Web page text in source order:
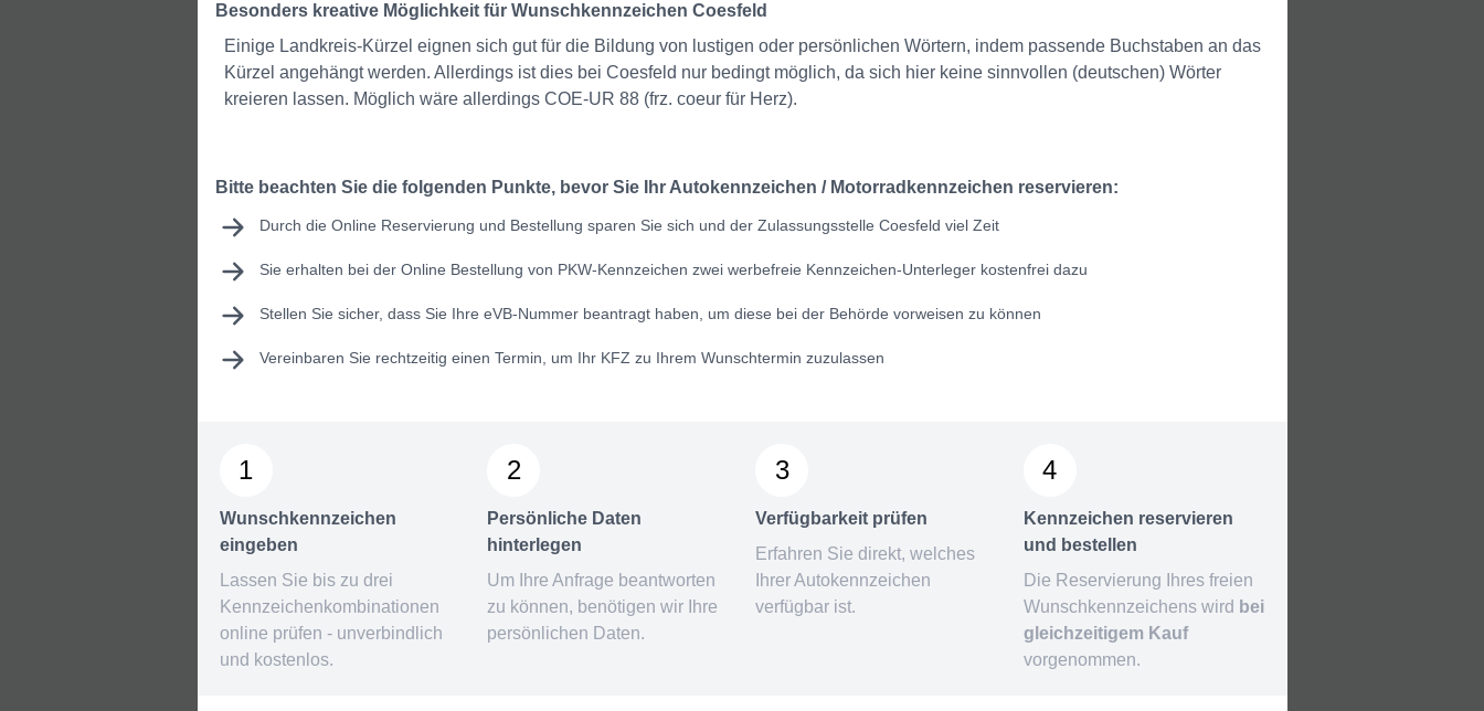
Besonders kreative Möglichkeit für Wunschkennzeichen Coesfeld
Einige Landkreis-Kürzel eignen sich gut für die Bildung von lustigen oder persönlichen Wörtern, indem passende Buchstaben an das
Kürzel angehängt werden. Allerdings ist dies bei Coesfeld nur bedingt möglich, da sich hier keine sinnvollen (deutschen) Wörter
kreieren lassen. Möglich wäre allerdings COE-UR 88 (frz. coeur für Herz).
Bitte beachten Sie die folgenden Punkte, bevor Sie Ihr Autokennzeichen / Motorradkennzeichen reservieren:
Durch die Online Reservierung und Bestellung sparen Sie sich und der Zulassungsstelle Coesfeld viel Zeit
Sie erhalten bei der Online Bestellung von PKW-Kennzeichen zwei werbefreie Kennzeichen-Unterleger kostenfrei dazu
Stellen Sie sicher, dass Sie Ihre eVB-Nummerbeantragt haben, um diese bei der Behörde vorweisen zu können
Vereinbaren Sie rechtzeitig einen Termin, um Ihr KFZ zu Ihrem Wunschtermin zuzulassen
1
Wunschkennzeichen
eingeben
Lassen Sie bis zu drei
Kennzeichenkombinationen
online prüfen - unverbindlich
und kostenlos.
2
Persönliche Daten
hinterlegen
Um Ihre Anfrage beantworten
zu können, benötigen wir Ihre
persönlichen Daten.
3
Verfügbarkeit prüfen
Erfahren Sie direkt, welches
Ihrer Autokennzeichen
verfügbar ist.
4
Kennzeichen reservieren
und bestellen
Die Reservierung Ihres freien
Wunschkennzeichens wird bei
gleichzeitigem Kauf
vorgenommen.